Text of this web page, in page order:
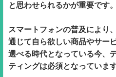
と思わせられるかが重要です。
スマートフォンの普及により
通じて自ら欲しい商品やサー
選べる時代となっている今、
ティングは必須となっています